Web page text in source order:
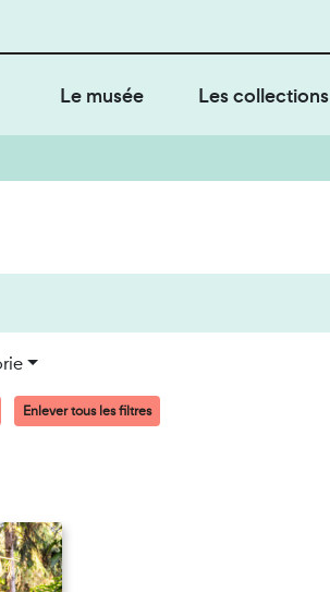
Le musée Les collections
Enlever tous les filtres